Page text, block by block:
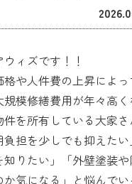
ィズです！！
や人件費の上昇によ
規模修繕費用が年々高
を所有している大家さ
負担を少しでも抑えた
りたい」「外壁塗装や
気になる」と悩んで